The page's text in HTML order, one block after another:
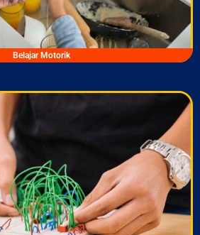
Belajar Motorik